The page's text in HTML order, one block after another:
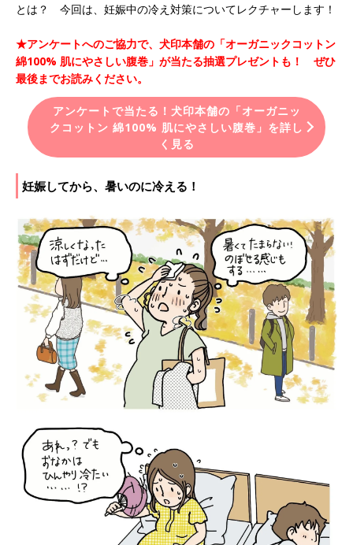
とは？ 今回は、妊娠中の冷え対策についてレクチャーします！
★アンケートへのご協力で、犬印本舗の「オーガニックコットン
綿100% 肌にやさしい腹巻」が当たる抽選プレゼントも！ ぜひ
最後までお読みください。
アンケートで当たる！犬印本舗の「オーガニッ
クコットン 綿100% 肌にやさしい腹巻」を詳し
く見る
妊娠してから、暑いのに冷える！